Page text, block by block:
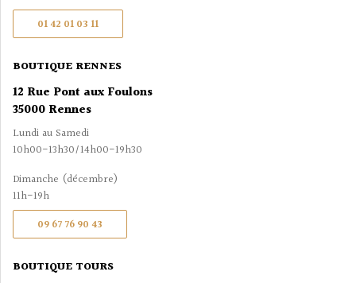
01 42 01 03 11
BOUTIQUE RENNES
12 Rue Pont aux Foulons
35000 Rennes
Lundi au Samedi
10h00-13h30/14h00-19h30
Dimanche (décembre)
11h-19h
09 67 76 90 43
BOUTIQUE TOURS